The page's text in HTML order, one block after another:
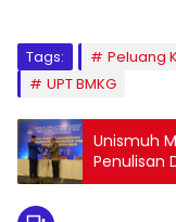
Tags: Peluang
UPT BMKG
Unismuh
Penulisan
25 PTN/